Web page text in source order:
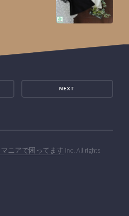
NEXT
ニアで困ってます Inc. All rights